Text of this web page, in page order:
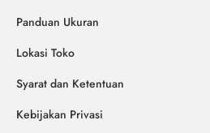
Panduan Ukuran
Lokasi Toko
Syarat dan Ketentuan
Kebijakan Privasi